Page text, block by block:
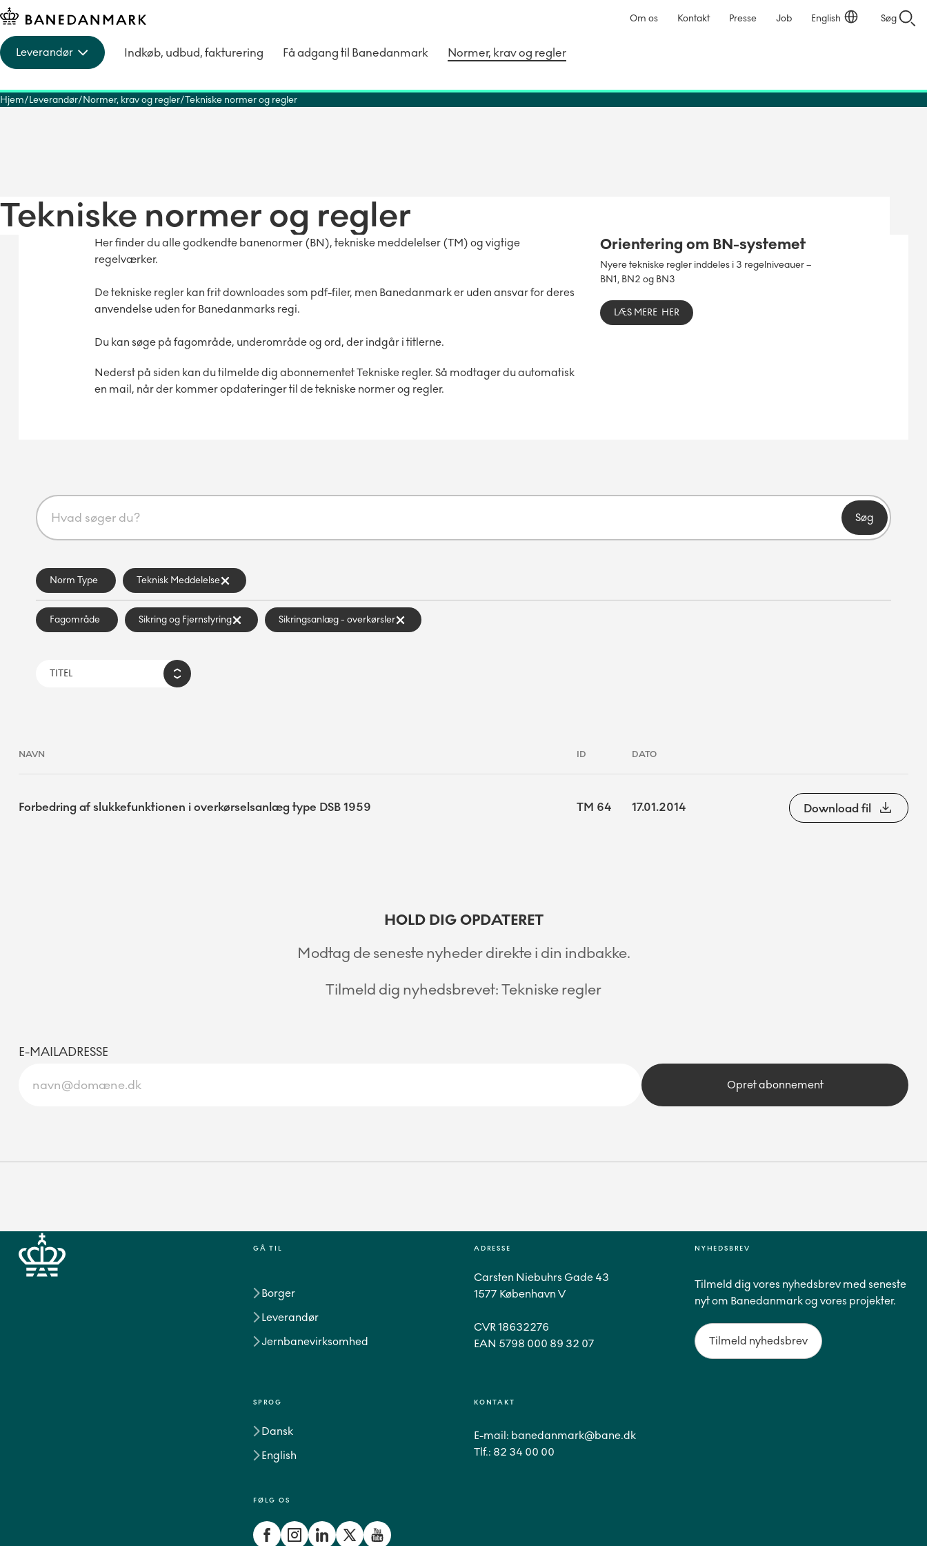
Leverandør Indkøb, udbud, fakturering Få adgang til Banedanmark Normer, krav og regler
Om os Kontakt Presse Job English Søg
Hjem Leverandør Normer, krav og regler Tekniske normer og regler
Tekniske normer og regler
Her finder du alle godkendte banenormer (BN), tekniske meddelelser (TM) og vigtige
regelværker.
De tekniske regler kan frit downloades som pdf-filer, men Banedanmark er uden ansvar for deres
anvendelse uden for Banedanmarks regi.
Du kan søge på fagområde, underområde og ord, der indgår i titlerne.
Nederst på siden kan du tilmelde dig abonnementet Tekniske regler. Så modtager du automatisk
en mail, når der kommer opdateringer til de tekniske normer og regler.
Orientering om BN-systemet
Nyere tekniske regler inddeles i 3 regelniveauer –
BN1, BN2 og BN3
LÆS MERE HER
Søg
Norm Type Teknisk Meddelelse
Fagområde Sikring og Fjernstyring Sikringsanlæg - overkørsler
NAVN ID DATO
Forbedring af slukkefunktionen i overkørselsanlæg type DSB 1959 TM 64 17.01.2014 Download fil
HOLD DIG OPDATERET
Modtag de seneste nyheder direkte i din indbakke.
Tilmeld dig nyhedsbrevet: Tekniske regler
E-MAILADRESSE
Opret abonnement
GÅ TIL
Borger
Leverandør
Jernbanevirksomhed
SPROG
Dansk
English
FØLG OS
ADRESSE
Carsten Niebuhrs Gade 43
1577 København V
CVR 18632276
EAN 5798 000 89 32 07
KONTAKT
E-mail: banedanmark@bane.dk
Tlf.: 82 34 00 00
NYHEDSBREV
Tilmeld dig vores nyhedsbrev med seneste
nyt om Banedanmark og vores projekter.
Tilmeld nyhedsbrev